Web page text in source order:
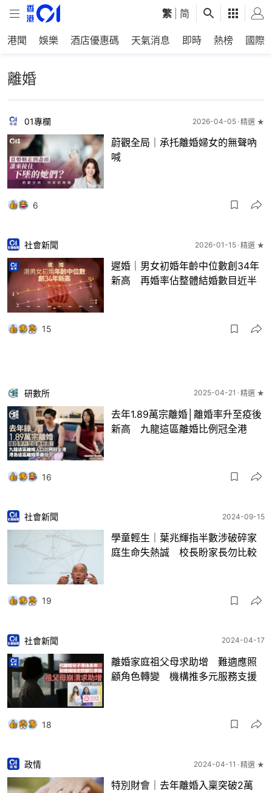
繁 简
港聞 娛樂 酒店優惠碼 天氣消息 即時 熱榜 國際
離婚
01專欄 2026-04-05 精選 ★
蔚觀全局｜承托離婚婦女的無聲吶
喊
6
社會新聞 2026-01-15 精選 ★
遲婚｜男女初婚年齡中位數創34年
新高 再婚率佔整體結婚數目近半
15
研數所 2025-04-21 精選 ★
去年1.89萬宗離婚│離婚率升至疫後
新高 九龍這區離婚比例冠全港
16
社會新聞 2024-09-15
學童輕生｜葉兆輝指半數涉破碎家
庭生命失熱誠 校長盼家長勿比較
19
社會新聞 2024-04-17
離婚家庭祖父母求助增 難適應照
顧角色轉變 機構推多元服務支援
18
政情 2024-04-11 精選 ★
特別財會｜去年離婚入稟突破2萬